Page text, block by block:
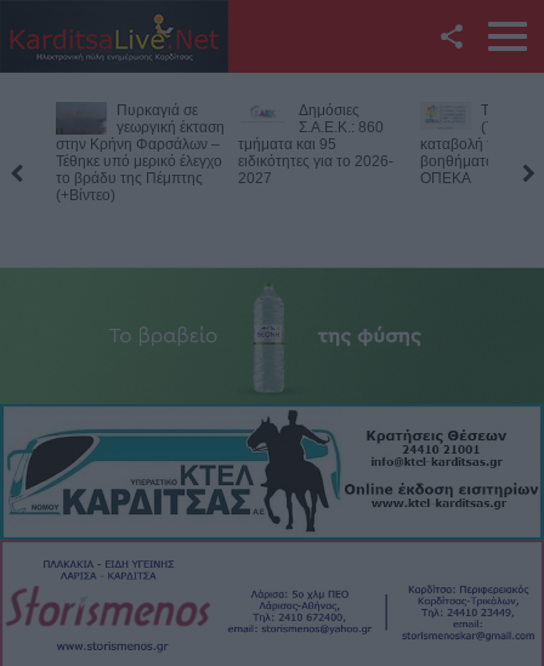
Twitter
YouTube
RSS
Επικοινωνία με το
Δημόσιες
Σ.Α.Ε.Κ.: 860
τμήματα και 95
ειδικότητες για το 2026-
2027
Την Παρασκευή
(7/8) η δεύτερη
καταβολή του
βοηθήματος του ΛΑΕ-
ΟΠΕΚΑ
Νεκρός
αγροτική περιοχή
Δομενίκου –
παθολογικό αίτιο